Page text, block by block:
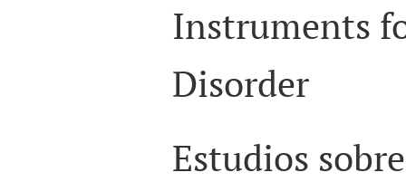
Instruments
Disorder
Estudios